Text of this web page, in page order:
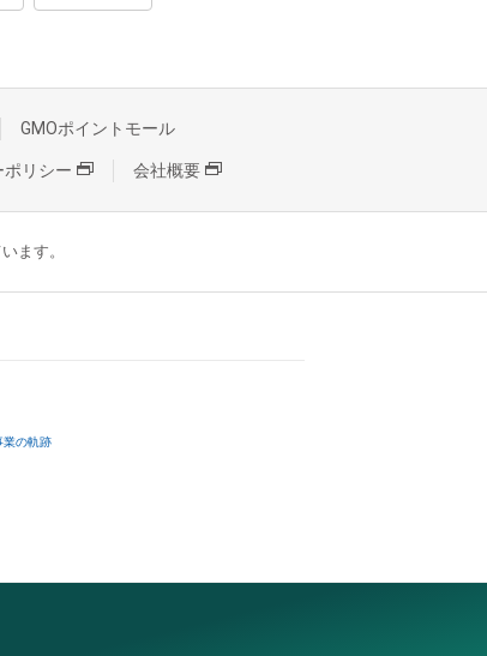
GMOポイントモール
ポリシー 会社概要
ます。
業の軌跡